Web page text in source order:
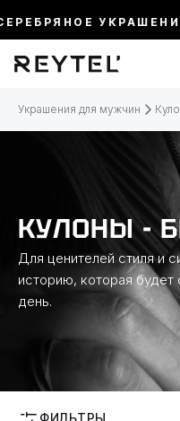
УКРАШЕНИЕ,
Украшения для мужчин
КУЛОНЫ -
Для ценителей стиля и
историю, которая
день.
ФИЛЬТР
КОЛЛЕКЦИИ
ТЕМАТИКА